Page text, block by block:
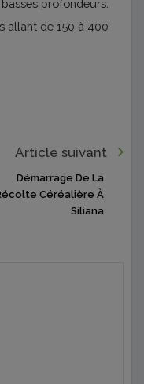
profondeurs.
allant de 150 à 400
Article suivant
Démarrage De La
Céréalière À
Siliana